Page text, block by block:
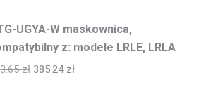
UGYA-W maskownica,
z: modele LRLE, LRLA
zł 385.24 zł